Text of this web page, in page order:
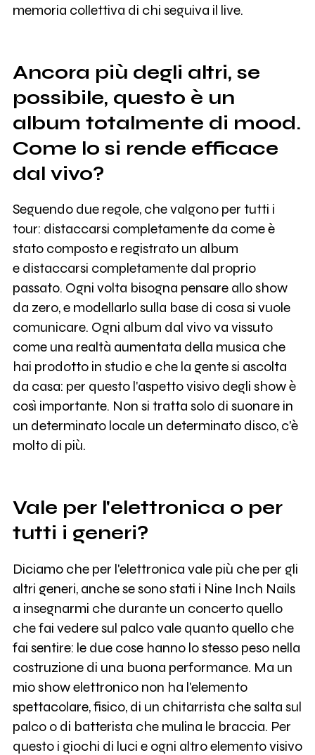
memoria collettiva di chi seguiva il live.
Ancora più degli altri, se
possibile, questo è un
album totalmente di mood.
Come lo si rende efficace
dal vivo?
Seguendo due regole, che valgono per tutti i
tour: distaccarsi completamente da come è
stato composto e registrato un album
e distaccarsi completamente dal proprio
passato. Ogni volta bisogna pensare allo show
da zero, e modellarlo sulla base di cosa si vuole
comunicare. Ogni album dal vivo va vissuto
come una realtà aumentata della musica che
hai prodotto in studio e che la gente si ascolta
da casa: per questo l'aspetto visivo degli show è
così importante. Non si tratta solo di suonare in
un determinato locale un determinato disco, c'è
molto di più.
Vale per l'elettronica o per
tutti i generi?
Diciamo che per l'elettronica vale più che per gli
altri generi, anche se sono stati i Nine Inch Nails
a insegnarmi che durante un concerto quello
che fai vedere sul palco vale quanto quello che
fai sentire: le due cose hanno lo stesso peso nella
costruzione di una buona performance. Ma un
mio show elettronico non ha l'elemento
spettacolare, fisico, di un chitarrista che salta sul
palco o di batterista che mulina le braccia. Per
questo i giochi di luci e ogni altro elemento visivo